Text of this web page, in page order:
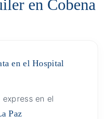
en Cobena
en el Hospital
en el
Paz